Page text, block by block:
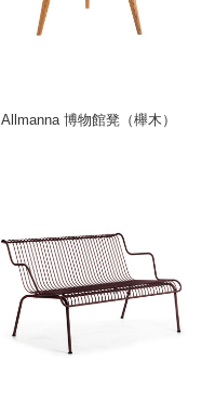
Allmanna 博物館凳（櫸木）